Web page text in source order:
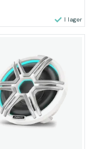
I lager